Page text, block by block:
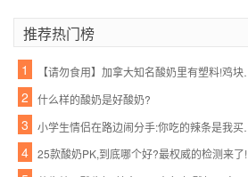
推荐热门榜
1
2 什么样的酸奶是好酸奶?
3
4 25款酸奶PK,到底哪个好?最权威的检测来了!